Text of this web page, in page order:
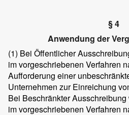
§ 4
Anwendung der
(1) Bei Öffentlicher
im vorgeschriebenen Verfahren
Aufforderung einer
Unternehmen zur Einreichung
Bei Beschränkter
im vorgeschriebenen Verfahren